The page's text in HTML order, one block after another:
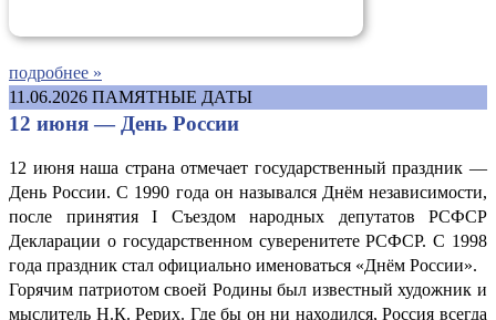
подробнее »
11.06.2026 ПАМЯТНЫЕ ДАТЫ
12 июня — День России
12 июня наша страна отмечает государственный праздник —
День России. С 1990 года он назывался Днём независимости,
после принятия I Съездом народных депутатов РСФСР
Декларации о государственном суверенитете РСФСР. С 1998
года праздник стал официально именоваться «Днём России».
Горячим патриотом своей Родины был известный художник и
мыслитель Н.К. Рерих. Где бы он ни находился, Россия всегда